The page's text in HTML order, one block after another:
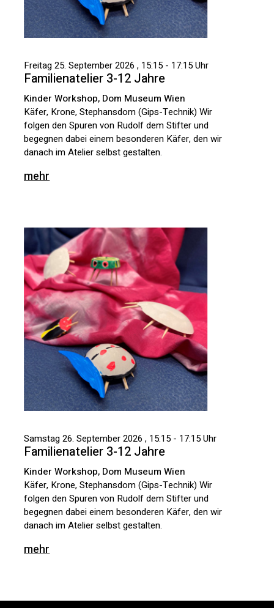
Freitag 25. September 2026 , 15:15 - 17:15 Uhr
Familienatelier 3-12 Jahre
Kinder Workshop, Dom Museum Wien
Käfer, Krone, Stephansdom (Gips-Technik) Wir
folgen den Spuren von Rudolf dem Stifter und
begegnen dabei einem besonderen Käfer, den wir
danach im Atelier selbst gestalten.
mehr
Samstag 26. September 2026 , 15:15 - 17:15 Uhr
Familienatelier 3-12 Jahre
Kinder Workshop, Dom Museum Wien
Käfer, Krone, Stephansdom (Gips-Technik) Wir
folgen den Spuren von Rudolf dem Stifter und
begegnen dabei einem besonderen Käfer, den wir
danach im Atelier selbst gestalten.
mehr